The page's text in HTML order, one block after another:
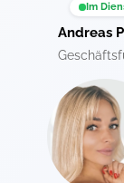
Im
Andreas